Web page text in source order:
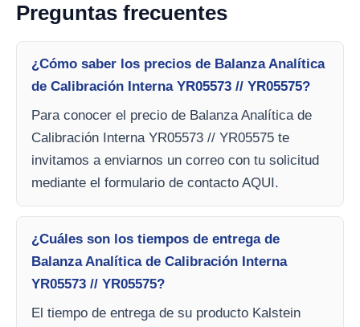
Preguntas frecuentes
¿Cómo saber los precios de Balanza Analítica
de Calibración Interna YR05573 // YR05575?
Para conocer el precio de Balanza Analítica de
Calibración Interna YR05573 // YR05575 te
invitamos a enviarnos un correo con tu solicitud
mediante el formulario de contacto AQUI.
¿Cuáles son los tiempos de entrega de
Balanza Analítica de Calibración Interna
YR05573 // YR05575?
El tiempo de entrega de su producto Kalstein